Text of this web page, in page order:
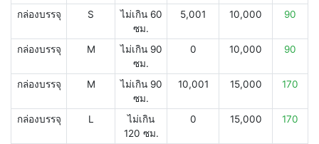
กล่องบรรจุ S
ไม่เกิน 60
ซม.
5,001 10,000 90
กล่องบรรจุ M
ไม่เกิน 90
ซม.
0 10,000 90
กล่องบรรจุ M
ไม่เกิน 90
ซม.
10,001 15,000 170
กล่องบรรจุ L
ไม่เกิน
120 ซม.
0 15,000 170